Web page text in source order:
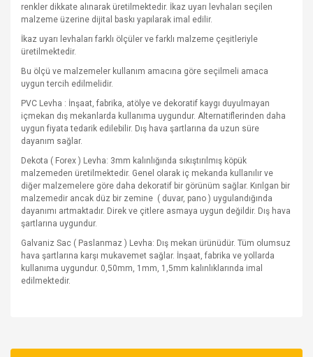
renkler dikkate alınarak üretilmektedir. İkaz uyarı levhaları seçilen
malzeme üzerine dijital baskı yapılarak imal edilir.
İkaz uyarı levhaları farklı ölçüler ve farklı malzeme çeşitleriyle
üretilmektedir.
Bu ölçü ve malzemeler kullanım amacına göre seçilmeli amaca
uygun tercih edilmelidir.
PVC Levha : İnşaat, fabrika, atölye ve dekoratif kaygı duyulmayan
içmekan dış mekanlarda kullanıma uygundur. Alternatiflerinden daha
uygun fiyata tedarik edilebilir. Dış hava şartlarına da uzun süre
dayanım sağlar.
Dekota ( Forex ) Levha: 3mm kalınlığında sıkıştırılmış köpük
malzemeden üretilmektedir. Genel olarak iç mekanda kullanılır ve
diğer malzemelere göre daha dekoratif bir görünüm sağlar. Kırılgan bir
malzemedir ancak düz bir zemine ( duvar, pano ) uygulandığında
dayanımı artmaktadır. Direk ve çitlere asmaya uygun değildir. Dış hava
şartlarına uygundur.
Galvaniz Sac ( Paslanmaz ) Levha: Dış mekan ürünüdür. Tüm olumsuz
hava şartlarına karşı mukavemet sağlar. İnşaat, fabrika ve yollarda
kullanıma uygundur. 0,50mm, 1mm, 1,5mm kalınlıklarında imal
edilmektedir.
kullanarak tarafımıza iletebilirsiniz.